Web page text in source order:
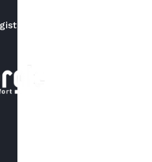
Le prix peut varier en fonction de